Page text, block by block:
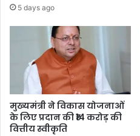
5 days ago
मुख्यमंत्री ने विकास योजनाओं
के लिए प्रदान की ₹14 करोड़ की
वित्तीय स्वीकृति